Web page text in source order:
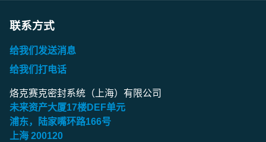
联系方式
给我们发送消息
给我们打电话
烙克赛克密封系统（上海）有限公司
未来资产大厦17楼DEF单元
浦东，陆家嘴环路166号
上海 200120